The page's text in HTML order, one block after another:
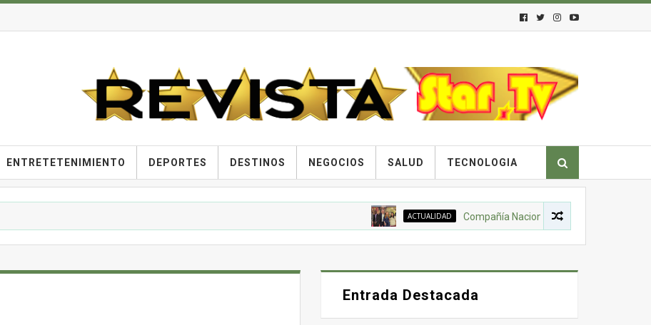
ENTRETETENIMIENTO DEPORTES DESTINOS NEGOCIOS SALUD TECNOLOGIA
ACTUALIDAD Compañía Nacional de Chocolates, Gobierno
Entrada Destacada